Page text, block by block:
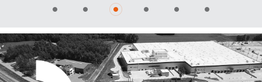
rygorystyczne normy i wymagania